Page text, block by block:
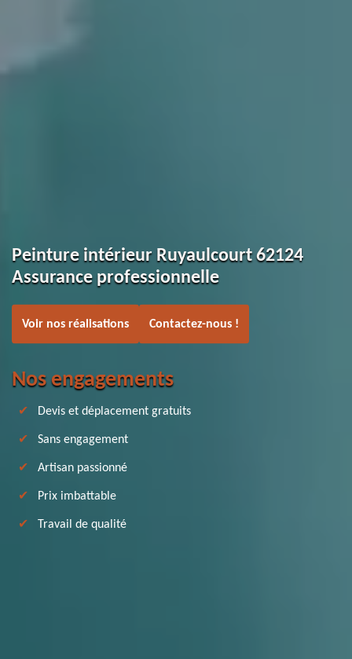
Peinture intérieur Ruyaulcourt 62124
Assurance professionnelle
Voir nos réalisations Contactez-nous !
Nos engagements
Devis et déplacement gratuits
Sans engagement
Artisan passionné
Prix imbattable
Travail de qualité